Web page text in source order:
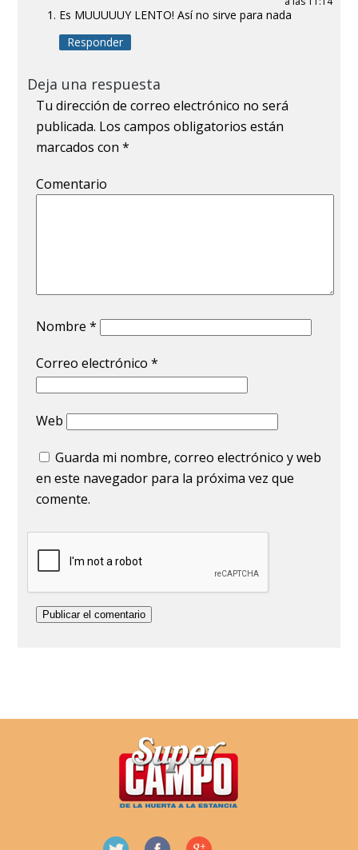
Es MUUUUUY LENTO! Así no sirve para nada
Responder
Deja una respuesta
Tu dirección de correo electrónico no será
publicada. Los campos obligatorios están
marcados con*
Comentario
Nombre*
Correo electrónico*
Web
Guarda mi nombre, correo electrónico y web
en este navegador para la próxima vez que
comente.